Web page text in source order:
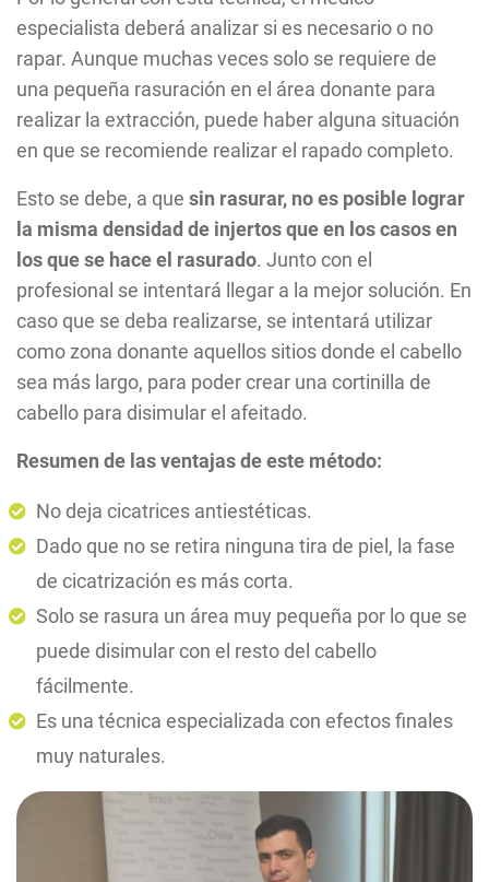
especialista deberá analizar si es necesario o no
rapar. Aunque muchas veces solo se requiere de
una pequeña rasuración en el área donante para
realizar la extracción, puede haber alguna situación
en que se recomiende realizar el rapado completo.
Esto se debe, a que sin rasurar, no es posible lograr
la misma densidad de injertos que en los casos en
los que se hace el rasurado. Junto con el
profesional se intentará llegar a la mejor solución. En
caso que se deba realizarse, se intentará utilizar
como zona donante aquellos sitios donde el cabello
sea más largo, para poder crear una cortinilla de
cabello para disimular el afeitado.
Resumen de las ventajas de este método:
No deja cicatrices antiestéticas.
Dado que no se retira ninguna tira de piel, la fase
de cicatrización es más corta.
Solo se rasura un área muy pequeña por lo que se
puede disimular con el resto del cabello
fácilmente.
Es una técnica especializada con efectos finales
muy naturales.